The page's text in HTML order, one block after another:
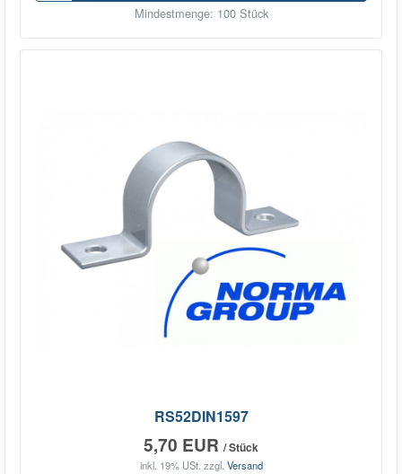
Mindestmenge: 100 Stück
RS52DIN1597
5,70 EUR / Stück
inkl. 19% USt. zzgl. Versand